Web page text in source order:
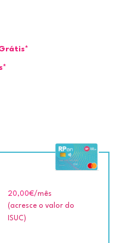
20,00€/mês
(acresce o valor do
ISUC)